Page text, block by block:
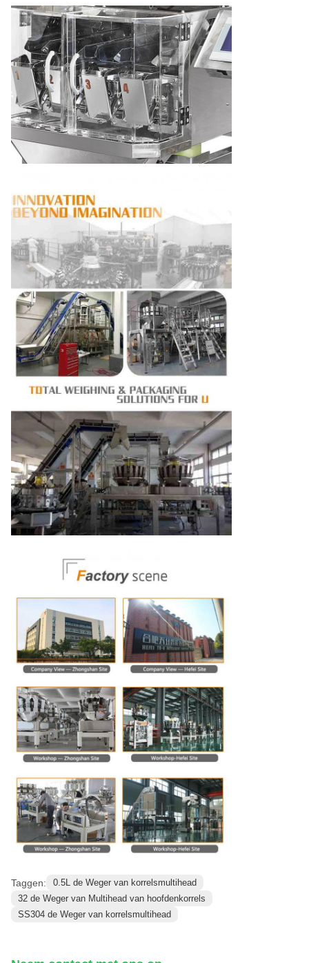
Taggen:
0.5L de Weger van korrelsmultihead
32 de Weger van Multihead van hoofdenkorrels
SS304 de Weger van korrelsmultihead